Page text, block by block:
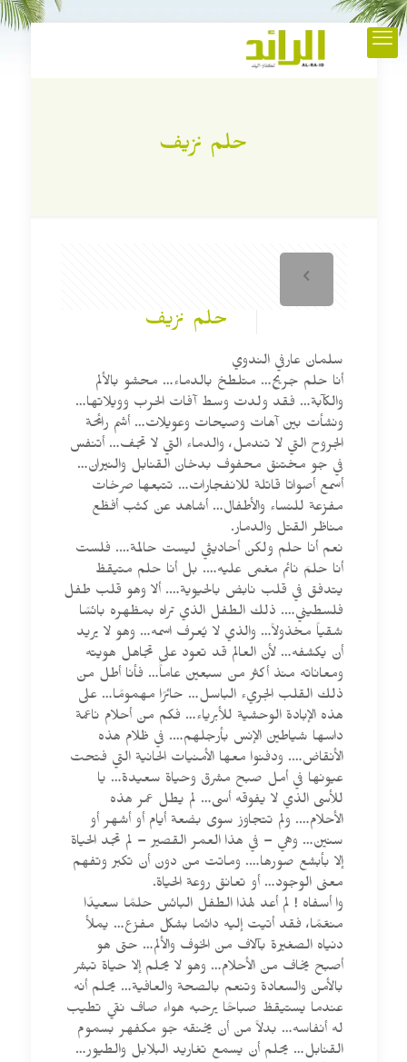
حلم نزيف
حلم نزيف
سلمان عارفي الندوي
أنا حلم جريح… متلطخ بالدماء… محشو بالألم
والكآبة… فقد ولدت وسط آفات الحرب وويلاتها…
ونشأت بين آهات وصيحات وعويلات… أشم رائحة
الجروح التي لا تندمل، والدماء التي لا تجف… أتنفس
في جو مختنق محفوف بدخان القنابل والنيران…
أسمع أصواتا قاتلة للانفجارات… تتبعها صرخات
مفزعة للنساء والأطفال… أشاهد عن كثب أفظع
مناظر القتل والدمار.
نعم أنا حلم ولكن أحاديثي ليست حالمة…. فلست
أنا حلمَ نائم مغمى عليه…. بل أنا حلم متيقظ
يتدفق في قلب نابض بالحيوية…. ألا وهو قلب طفل
فلسطيني…. ذلك الطفل الذي تراه بمظهره بائسًا
شقياً مخذولاً… والذي لا يُعرف اسمه… وهو لا يريد
أن يكشفه… لأن العالم قد تعود على تجاهل هويته
ومعاناته منذ أكثر من سبعين عاماًَ… فأنا أطل من
ذلك القلب الجريء الباسل… حائرًا مهمومًا… على
هذه الإبادة الوحشية للأبرياء… فكم من أحلام ناعمة
داسها شياطين الإنس بأرجلهم…. في ظلام هذه
الأنقاض…. ودفنوا معها الأمنيات الحانية التي فتحت
عيونها في أمل صبح مشرق وحياة سعيدة… يا
للأسى الذي لا يفوقه أسى… لم يطل عمر هذه
الأحلام…. ولم تتجاوز سوى بضعة أيام أو أشهر أو
سنين… وهي – في هذا العمر القصير – لم تجد الحياة
إلا بأبشع صورها…. وماتت من دون أن تكبر وتفهم
معنى الوجود… أو تعانق روعة الحياة.
وا أسفاه ! لم أعد لهذا الطفل البائس حلمًا سعيدًا
منعّمًا، فقد أتيت إليه دائما بشكل مفزع… يملأ
دنياه الصغيرة بآلاف من الخوف والألم… حتى هو
أصبح يخاف من الأحلام… وهو لا يحلم إلا حياة تبشر
بالأمن والسعادة وتنعم بالصحة والعافية… يحلم أنه
عندما يستيقظ صباحًا يرحبه هواء صاف نقي تطيب
له أنفاسه… بدلاً من أن يخنقه جو مكفهر بسموم
القنابل… يحلم أن يسمع تغاريد البلابل والطيور…